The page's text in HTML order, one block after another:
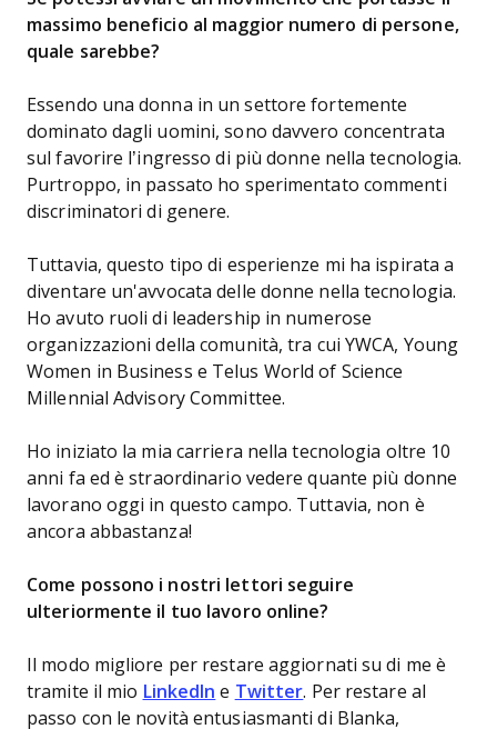
massimo beneficio al maggior numero di persone,
quale sarebbe?
Essendo una donna in un settore fortemente
dominato dagli uomini, sono davvero concentrata
sul favorire l’ingresso di più donne nella tecnologia.
Purtroppo, in passato ho sperimentato commenti
discriminatori di genere.
Tuttavia, questo tipo di esperienze mi ha ispirata a
diventare un'avvocata delle donne nella tecnologia.
Ho avuto ruoli di leadership in numerose
organizzazioni della comunità, tra cui YWCA, Young
Women in Business e Telus World of Science
Millennial Advisory Committee.
Ho iniziato la mia carriera nella tecnologia oltre 10
anni fa ed è straordinario vedere quante più donne
lavorano oggi in questo campo. Tuttavia, non è
ancora abbastanza!
Come possono i nostri lettori seguire
ulteriormente il tuo lavoro online?
Il modo migliore per restare aggiornati su di me è
tramite il mio LinkedIn e Twitter. Per restare al
passo con le novità entusiasmanti di Blanka,